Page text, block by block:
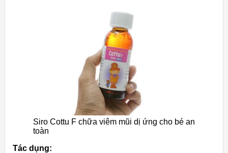
Siro Cottu F chữa viêm mũi dị ứng cho bé an
toàn
Tác dụng: